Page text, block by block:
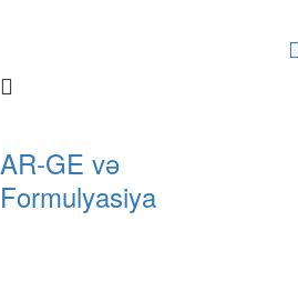
AR-GE və
Formulyasiya